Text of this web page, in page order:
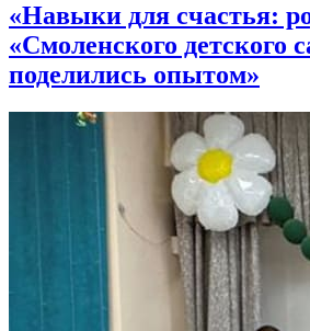
«Навыки для счастья:
«Смоленского детского
поделились опытом»